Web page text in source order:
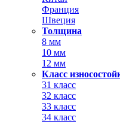
Франция
Швеция
Толщина
8 мм
10 мм
12 мм
Класс
31 класс
32 класс
33 класс
34 класс